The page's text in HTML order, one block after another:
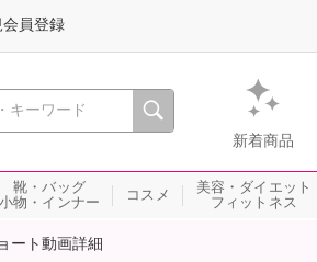
おどる、瞬間を。通販・テレビショッピング
新着商品
会員登録
靴・バッグ
小物・インナー
コスメ
美容・ダイエット
フィットネス
ート動画詳細